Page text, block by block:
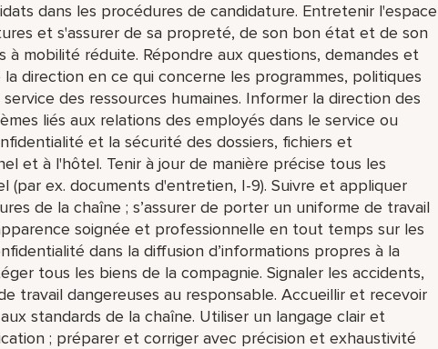
dans les procédures de candidature. Entretenir l'espace
et s'assurer de sa propreté, de son bon état et de son
à mobilité réduite. Répondre aux questions, demandes et
direction en ce qui concerne les programmes, politiques
des ressources humaines. Informer la direction des
liés aux relations des employés dans le service ou
et la sécurité des dossiers, fichiers et
et à l'hôtel. Tenir à jour de manière précise tous les
(par ex. documents d'entretien, I-9). Suivre et appliquer
de la chaîne ; s’assurer de porter un uniforme de travail
soignée et professionnelle en tout temps sur les
dans la diffusion d’informations propres à la
tous les biens de la compagnie. Signaler les accidents,
travail dangereuses au responsable. Accueillir et recevoir
standards de la chaîne. Utiliser un langage clair et
; préparer et corriger avec précision et exhaustivité